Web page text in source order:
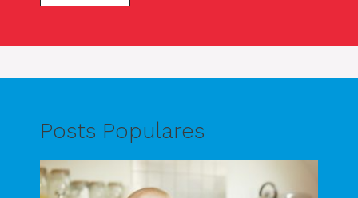
Posts Populares